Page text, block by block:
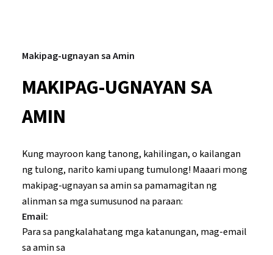
Makipag-ugnayan sa Amin
MAKIPAG-UGNAYAN SA
AMIN
Kung mayroon kang tanong, kahilingan, o kailangan
ng tulong, narito kami upang tumulong! Maaari mong
makipag-ugnayan sa amin sa pamamagitan ng
alinman sa mga sumusunod na paraan:
Email:
Para sa pangkalahatang mga katanungan, mag-email
sa amin sa